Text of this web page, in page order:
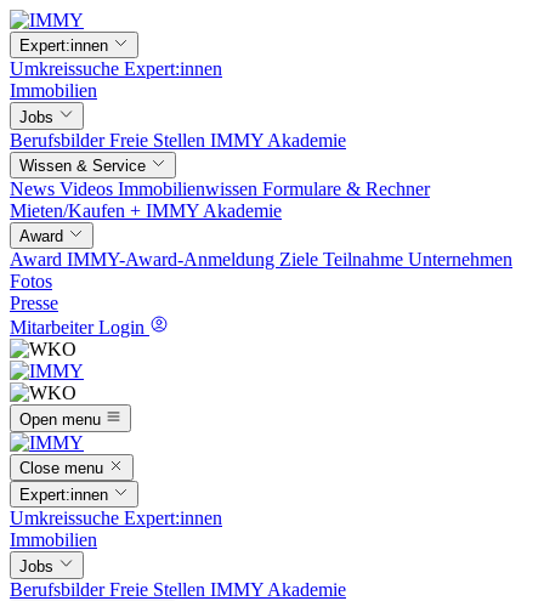
Expert:innen
Umkreissuche Expert:innen
Immobilien
Jobs
BerufsbilderFreie Stellen IMMY Akademie
Wissen & Service
News Videos Immobilienwissen Formulare & Rechner
Mieten/Kaufen + IMMY Akademie
Award
Award IMMY-Award-Anmeldung Ziele Teilnahme Unternehmen
Fotos
Presse
Mitarbeiter Login
Open menu
Close menu
Expert:innen
Umkreissuche Expert:innen
Immobilien
Jobs
BerufsbilderFreie Stellen IMMY Akademie